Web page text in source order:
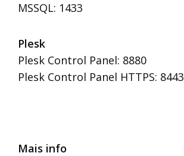
Esqueceu a password?
Login
MSSQL: 1433
Plesk
Plesk Control Panel: 8880
Plesk Control Panel HTTPS: 8443
Mais info